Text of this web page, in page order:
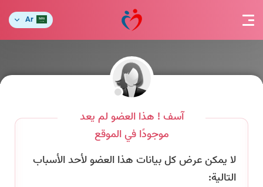
Ar
آسف ! هذا العضو لم يعد
موجودًا في الموقع
لا يمكن عرض كل بيانات هذا العضو لأحد الأسباب
التالية: